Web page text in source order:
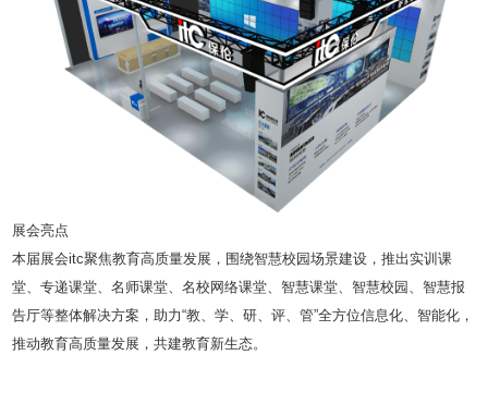
展会亮点
本届展会itc聚焦教育高质量发展，围绕智慧校园场景建设，推出实训课
堂、专递课堂、名师课堂、名校网络课堂、智慧课堂、智慧校园、智慧报
告厅等整体解决方案，助力“教、学、研、评、管”全方位信息化、智能化，
推动教育高质量发展，共建教育新生态。